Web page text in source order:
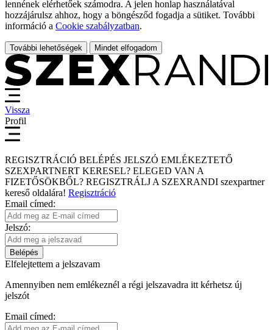
lennének elérhetőek számodra. A jelen honlap használatával
hozzájárulsz ahhoz, hogy a böngésződ fogadja a sütiket. További
információ a Cookie szabályzatban.
További lehetőségek Mindet elfogadom
Vissza
Profil
REGISZTRÁCIÓ BELÉPÉS JELSZÓ EMLÉKEZTETŐ
SZEXPARTNERT KERESEL? ELEGED VAN A
FIZETŐSÖKBŐL? REGISZTRÁLJ A SZEXRANDI szexpartner
kereső oldalára! Regisztráció
Email címed:
Jelszó:
Belépés
Elfelejtettem a jelszavam
Amennyiben nem emlékeznél a régi jelszavadra itt kérhetsz új
jelszót
Email címed: